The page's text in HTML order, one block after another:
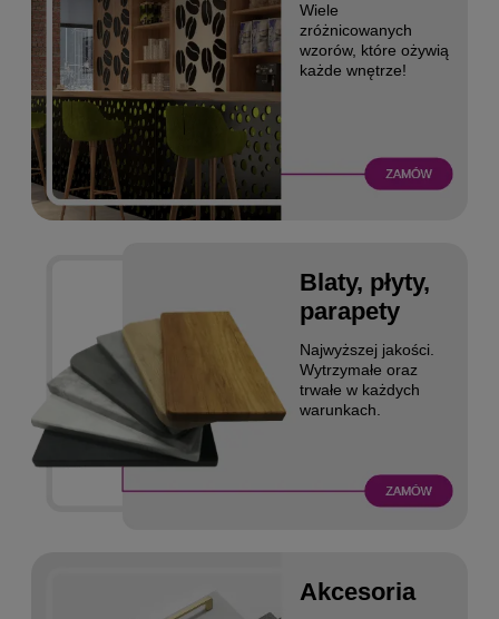
Wiele
zróżnicowanych
wzorów, które ożywią
każde wnętrze!
Blaty, płyty,
parapety
Najwyższej jakości.
Wytrzymałe oraz
trwałe w każdych
warunkach.
Akcesoria